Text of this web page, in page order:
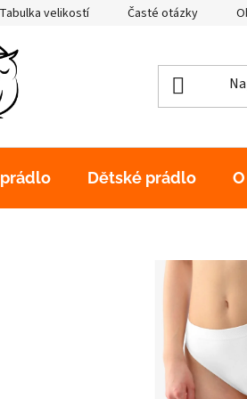
Tabulka velikostí Časté otázky
Dětské prádlo